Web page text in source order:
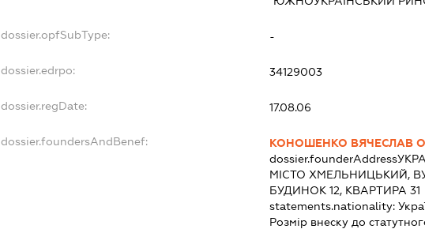
dossier.opfSubType: -
dossier.edrpo: 34129003
dossier.regDate: 17.08.06
dossier.foundersAndBenef:
КОНОШЕНКО ВЯЧЕСЛАВ
dossier.founderAddress
МІСТО ХМЕЛЬНИЦЬКИЙ,
БУДИНОК 12, КВАРТИРА 31
statements.nationality:
Розмір внеску до